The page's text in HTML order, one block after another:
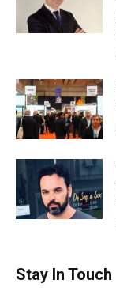
Stay In Touch